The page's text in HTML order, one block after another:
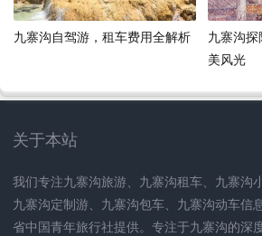
九寨沟自驾游，租车费用全解析
九寨沟
美风光
关于本站
我们专注九寨沟旅游、九寨沟租车、九寨沟
九寨沟定制游、九寨沟包车、九寨沟动车信
省中国青年旅行社提供。专注于九寨沟的深